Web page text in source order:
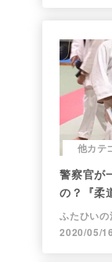
他カテ
警察官が
の？『柔
ふたひい
2020/05/16